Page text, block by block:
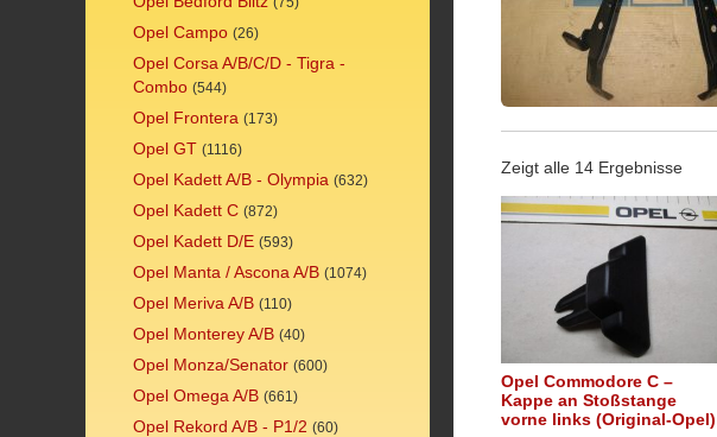
Opel Campo (26)
Opel Corsa A/B/C/D - Tigra -
Combo (544)
Opel Frontera (173)
Opel GT (1116)
Opel Kadett A/B - Olympia (632)
Opel Kadett C (872)
Opel Kadett D/E (593)
Opel Manta / Ascona A/B (1074)
Opel Meriva A/B (110)
Opel Monterey A/B (40)
Opel Monza/Senator (600)
Opel Omega A/B (661)
Opel Rekord A/B - P1/2 (60)
Zeigt alle 14 Ergebnisse
Opel Commodore C –
Kappe an Stoßstange
vorne links (Original-Opel)